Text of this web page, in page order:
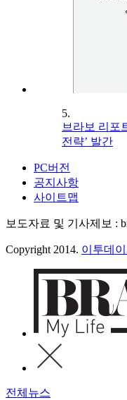
5.
브라보 리포
전략’ 발간
PC버전
공지사항
사이트맵
보도자료 및 기사제보 :
Copyright 2014. 이투데
전체뉴스